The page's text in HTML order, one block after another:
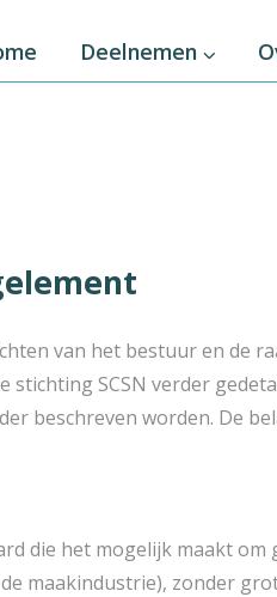
Deelnemen
van het bestuur en de
stichting SCSN verder
beschreven worden. De
die het mogelijk maakt
maakindustrie), zonder